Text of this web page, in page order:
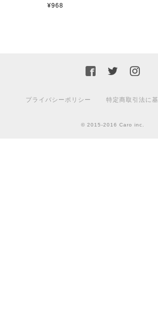
¥968
プライバシーポリシー 特定商取引法に
© 2015-2016 Caro inc.